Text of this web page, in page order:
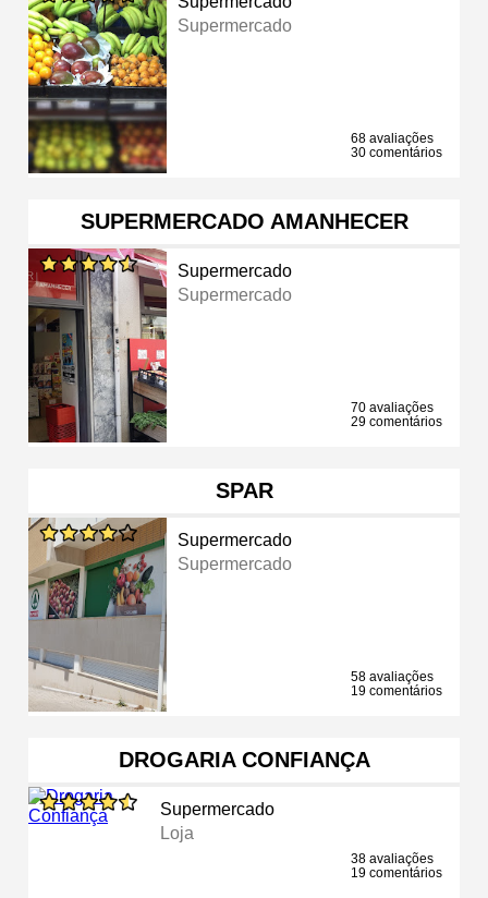
Supermercado
68 avaliações
30 comentários
SUPERMERCADO AMANHECER
Supermercado
Supermercado
70 avaliações
29 comentários
SPAR
Supermercado
Supermercado
58 avaliações
19 comentários
DROGARIA CONFIANÇA
Supermercado
Loja
38 avaliações
19 comentários